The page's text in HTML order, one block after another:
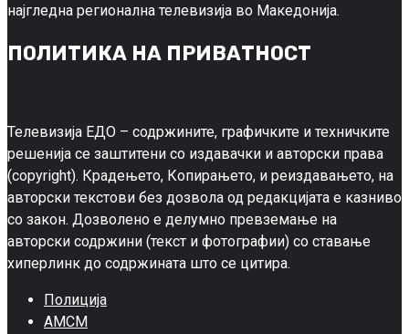
најгледна регионална телевизија во Македонија.
ПОЛИТИКА НА ПРИВАТНОСТ
Телевизија ЕДО – содржините, графичките и техничките
решенија се заштитени со издавачки и авторски права
(copyright). Крадењето, Копирањето, и реиздавањето, на
авторски текстови без дозвола од редакцијата е казниво
со закон. Дозволено е делумно превземање на
авторски содржини (текст и фотографии) со ставање
хиперлинк до содржината што се цитира.
Полиција
АМСМ